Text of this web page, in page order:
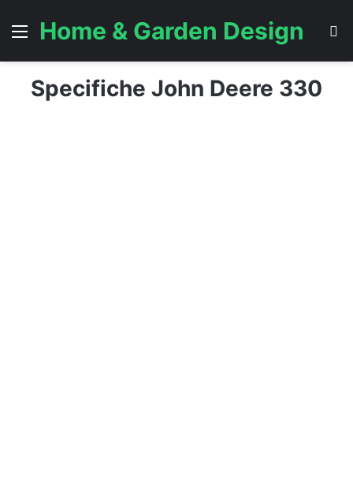
Menu
Home & Garden Design
Specifiche John Deere 330